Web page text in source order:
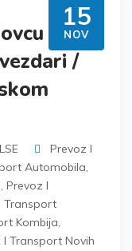
15
NOV
/
/
Prevoz I
Automobila,
, Prevoz I
Transport
Kombija,
I Transport Novih